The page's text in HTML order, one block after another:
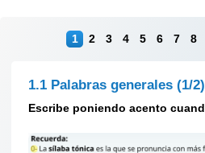
1 2 3 4 5 6 7 8
1.1 Palabras generales (1/2)
Escribe poniendo acento